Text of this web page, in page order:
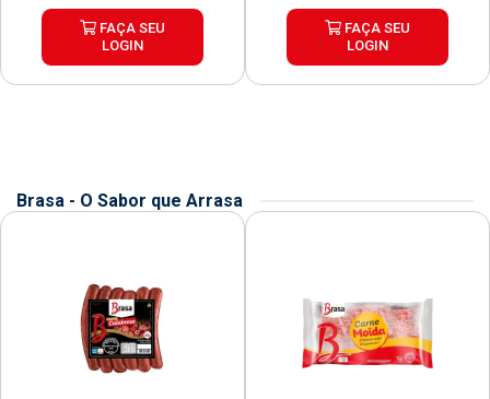
FAÇA SEU
LOGIN
FAÇA SEU
LOGIN
Brasa - O Sabor que Arrasa